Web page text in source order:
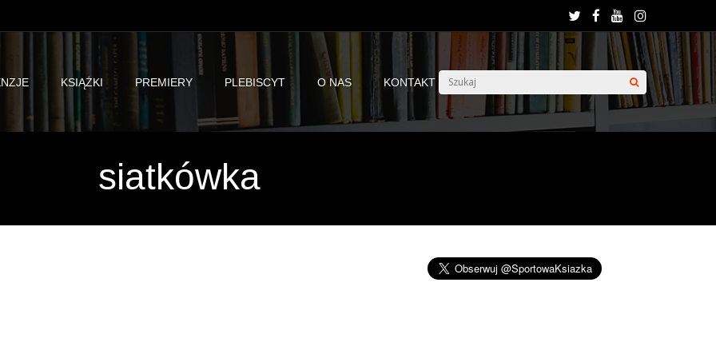
KSIĄŻKI PREMIERY PLEBISCYT O NAS KONTAKT
siatkówka